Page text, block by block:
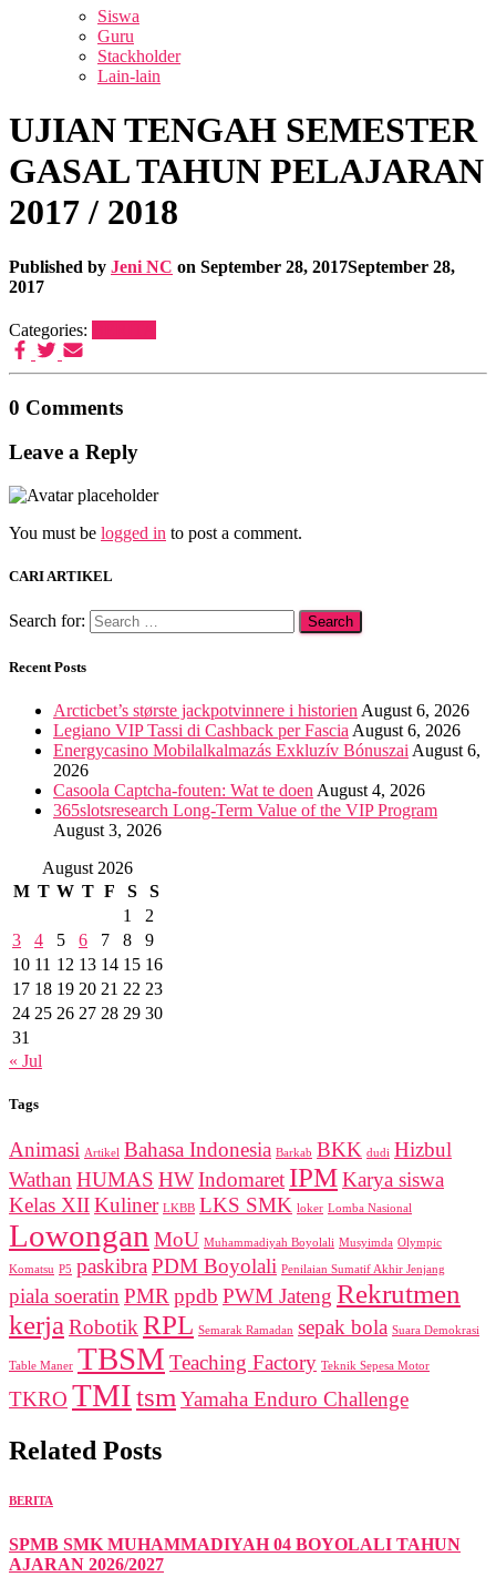
Siswa
Guru
Stackholder
Lain-lain
UJIAN TENGAH SEMESTER
GASAL TAHUN PELAJARAN
2017 / 2018
Published by Jeni NC on September 28, 2017September 28,
2017
Categories:
0 Comments
Leave a Reply
You must be logged in to post a comment.
CARI ARTIKEL
Search for:
Recent Posts
Arcticbet’s største jackpotvinnere i historien August 6, 2026
Legiano VIP Tassi di Cashback per Fascia August 6, 2026
Energycasino Mobilalkalmazás Exkluzív Bónuszai August 6,
2026
Casoola Captcha-fouten: Wat te doen August 4, 2026
365slotsresearch Long-Term Value of the VIP Program
August 3, 2026
August 2026
M T W T F S
S
1
2
3
4 5 6 7 8
9
10 11 12 13 14 15 16
17 18 19 20 21 22 23
24 25 26 27 28 29 30
31
« Jul
Tags
Animasi Artikel Bahasa Indonesia Barkab BKK dudi Hizbul
Wathan HUMAS HWIndomaret IPMKarya siswa
Kelas XIIKuliner LKBB LKS SMK loker Lomba Nasional
Lowongan MoU Muhammadiyah Boyolali Musyimda Olympic
Komatsu P5 paskibra PDM Boyolali Penilaian Sumatif Akhir Jenjang
piala soeratin PMR ppdb PWM Jateng Rekrutmen
kerja Robotik RPL Semarak Ramadan sepak bola Suara Demokrasi
Table Maner TBSM Teaching Factory Teknik Sepesa Motor
TKRO TMItsm Yamaha Enduro Challenge
Related Posts
BERITA
SPMB SMK MUHAMMADIYAH 04 BOYOLALI TAHUN
AJARAN 2026/2027